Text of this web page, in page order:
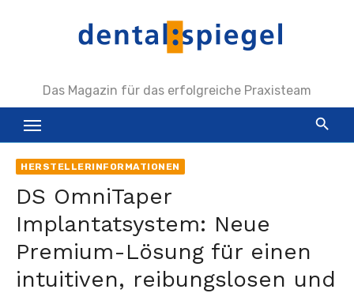
Das Magazin für das erfolgreiche Praxisteam
HERSTELLERINFORMATIONEN
DS OmniTaper
Implantatsystem: Neue
Premium-Lösung für einen
intuitiven, reibungslosen und